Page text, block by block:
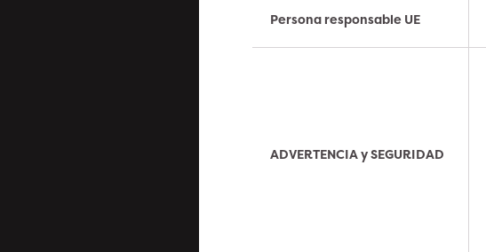
Persona responsable UE
ADVERTENCIA y SEGURIDAD